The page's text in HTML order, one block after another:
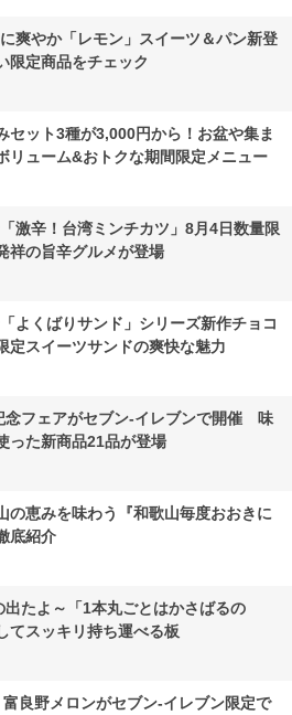
爽やか「レモン」スイーツ＆パン新登
限定商品をチェック
セット3種が3,000円から！お盆や集ま
リューム&おトクな期間限定メニュー
激辛！台湾ミンチカツ」8月4日数量限
祥の旨辛グルメが登場
よくばりサンド」シリーズ新作チョコ
定スイーツサンドの爽快な魅力
念フェアがセブン-イレブンで開催 味
った新商品21品が登場
の恵みを味わう『和歌山毎度おおきに
底紹介
出たよ～「1本丸ごとはかさばるの
てスッキリ持ち運べる板
良野メロンがセブン‐イレブン限定で